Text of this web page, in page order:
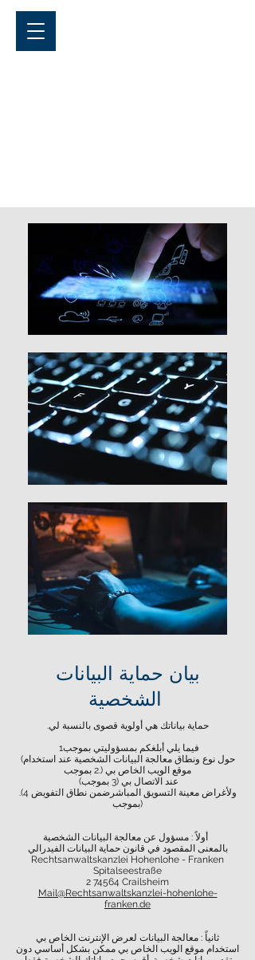
بيان حماية البيانات
الشخصية
.حماية بياناتك هي أولوية قصوى بالنسبة لي
فيما يلي أبلغكم بمسؤوليتي بموجب1
(حول نوع ونطاق معالجة البيانات الشخصية عند استخدام
موقع الويب الخاص بي (.2 بموجب
(عند الاتصال بي (3 بموجب
.(4 ولأغراض معينة التسويق المباشرضمن نطاق التفويض
(بموجب
بالمعنى المقصود في قانون حماية البيانات الفيدرالي
Rechtsanwaltskanzlei Hohenlohe - Franken
Spitalseestraße
2 74564 Crailsheim
Mail@Rechtsanwaltskanzlei-hohenlohe-
franken.de
ثانياً : معالجة البيانات لعرض الإنترنت الخاص بي
استخدام موقع الويب الخاص بي ممكن بشكل أساسي دون